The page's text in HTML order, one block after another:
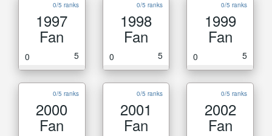
0/5 ranks
1997
Fan
0 5
0/5 ranks
1998
Fan
0 5
0/5 ranks
1999
Fan
0 5
0/5 ranks
2000
Fan
0/5 ranks
2001
Fan
0/5 ranks
2002
Fan